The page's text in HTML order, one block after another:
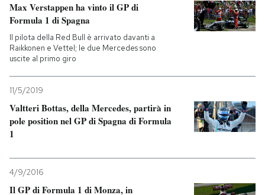
Max Verstappen ha vinto il GP di
Formula 1 di Spagna
Il pilota della Red Bull è arrivato davanti a
Raikkonen e Vettel; le due Mercedes sono
uscite al primo giro
11/5/2019
Valtteri Bottas, della Mercedes, partirà in
pole position nel GP di Spagna di Formula
1
4/9/2016
Il GP di Formula 1 di Monza, in